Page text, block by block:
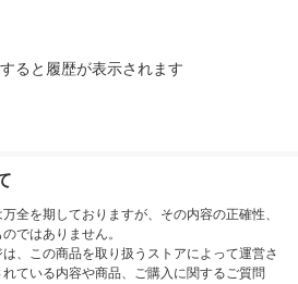
ると履歴が表示されます
全を期しておりますが、その内容の正確性、
ではありません。
、この商品を取り扱うストアによって運営さ
ている内容や商品、ご購入に関するご質問